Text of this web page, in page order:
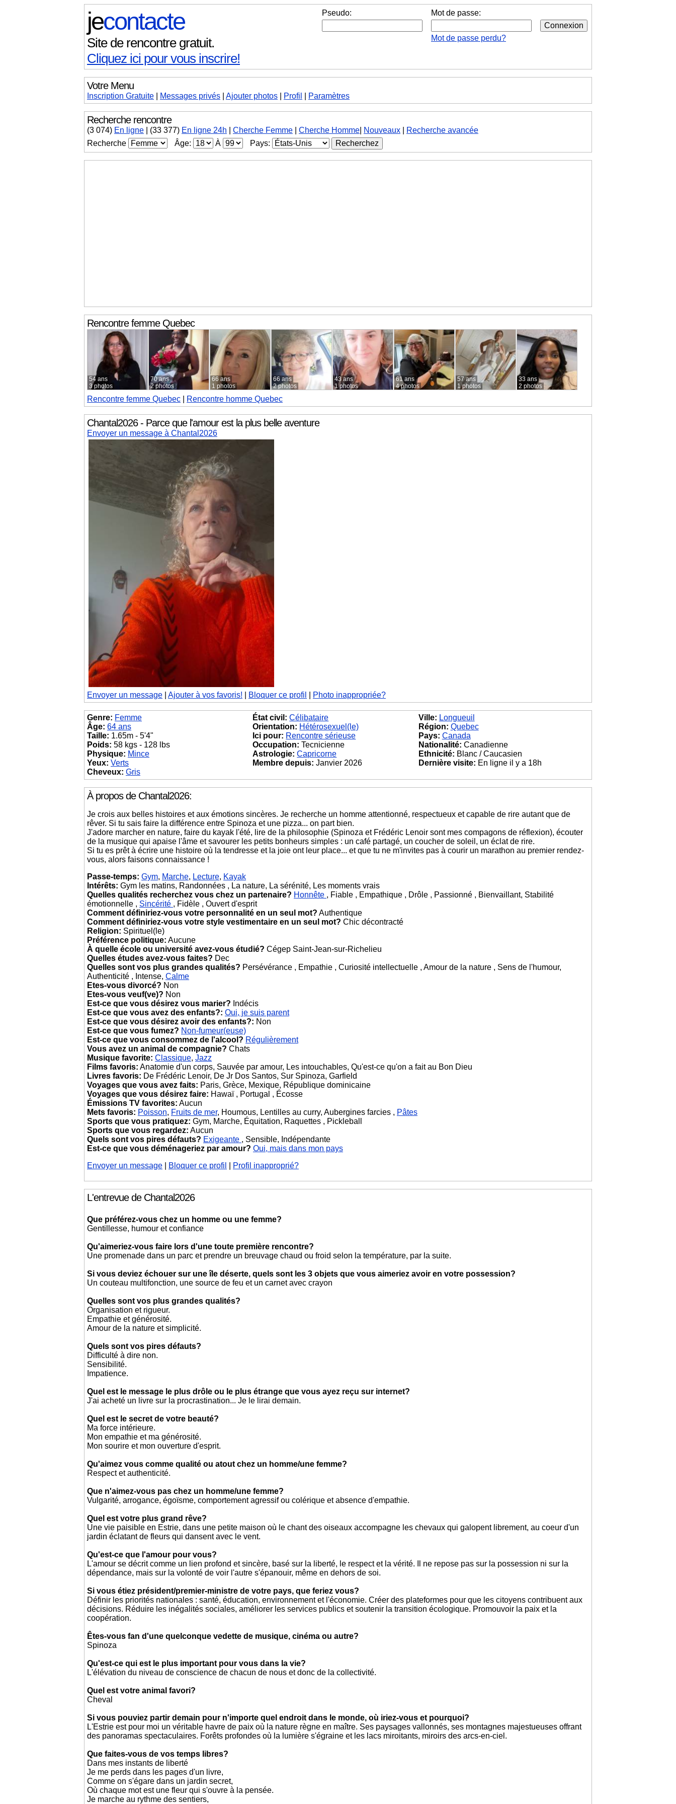
Pseudo: Mot de passe:
Mot de passe perdu?
jecontacte
Site de rencontre gratuit.
Cliquez ici pour vous inscrire!
Votre Menu
Inscription Gratuite Messages privés Ajouter photos Profil Paramètres
Recherche rencontre
(3 074) En ligne (33 377) En ligne 24h Cherche Femme Cherche Homme Nouveaux
Recherche avancée
Recherche
Âge: À Pays:
Rencontre femmeQuebec
54 ans
3 photos
70 ans
2 photos
66 ans
1 photos
66 ans
2 photos
43 ans
1 photos
61 ans
4 photos
57 ans
1 photos
33 ans
2 photos
Rencontre femme Quebec Rencontre homme Quebec
Chantal2026 - Parce que l'amour est la plus belle aventure
Envoyer un message à Chantal2026
Envoyer un message Ajouter à vos favoris! Bloquer ce profil Photo inappropriée?
Genre: Femme
Âge: 64 ans
Taille: 1.65m - 5'4"
Poids: 58 kgs - 128 lbs
Physique: Mince
Yeux: Verts
Cheveux: Gris
État civil: Célibataire
Orientation: Hétérosexuel(le)
Ici pour: Rencontre sérieuse
Occupation: Tecnicienne
Astrologie: Capricorne
Membre depuis: Janvier 2026
Ville: Longueuil
Région: Quebec
Pays: Canada
Nationalité: Canadienne
Ethnicité: Blanc / Caucasien
Dernière visite: En ligne il y a 18h
À propos de Chantal2026:
Je crois aux belles histoires et aux émotions sincères. Je recherche un homme attentionné, respectueux et capable de rire autant que de
rêver. Si tu sais faire la différence entre Spinoza et une pizza... on part bien.
J'adore marcher en nature, faire du kayak l'été, lire de la philosophie (Spinoza et Frédéric Lenoir sont mes compagons de réflexion), écouter
de la musique qui apaise l'âme et savourer les petits bonheurs simples : un café partagé, un coucher de soleil, un éclat de rire.
Si tu es prêt à écrire une histoire où la tendresse et la joie ont leur place... et que tu ne m'invites pas à courir un marathon au premier rendez-
vous, alors faisons connaissance !
Passe-temps: Gym, Marche, Lecture, Kayak
Intérêts: Gym les matins, Randonnées , La nature, La sérénité, Les moments vrais
Quelles qualités recherchez vous chez un partenaire? Honnête , Fiable , Empathique , Drôle , Passionné , Bienvaillant, Stabilité
émotionnelle , Sincérité , Fidèle , Ouvert d'esprit
Comment définiriez-vous votre personnalité en un seul mot? Authentique
Comment définiriez-vous votre style vestimentaire en un seul mot? Chic décontracté
Religion: Spirituel(le)
Préférence politique: Aucune
À quelle école ou université avez-vous étudié? Cégep Saint-Jean-sur-Richelieu
Quelles études avez-vous faites? Dec
Quelles sont vos plus grandes qualités? Persévérance , Empathie , Curiosité intellectuelle , Amour de la nature , Sens de l'humour,
Authenticité , Intense, Calme
Etes-vous divorcé? Non
Etes-vous veuf(ve)? Non
Est-ce que vous désirez vous marier? Indécis
Est-ce que vous avez des enfants?: Oui, je suis parent
Est-ce que vous désirez avoir des enfants?: Non
Est-ce que vous fumez? Non-fumeur(euse)
Est-ce que vous consommez de l'alcool? Régulièrement
Vous avez un animal de compagnie? Chats
Musique favorite: Classique, Jazz
Films favoris: Anatomie d'un corps, Sauvée par amour, Les intouchables, Qu'est-ce qu'on a fait au Bon Dieu
Livres favoris: De Frédéric Lenoir, De Jr Dos Santos, Sur Spinoza, Garfield
Voyages que vous avez faits: Paris, Grèce, Mexique, République dominicaine
Voyages que vous désirez faire: Hawaï , Portugal , Écosse
Émissions TV favorites: Aucun
Mets favoris: Poisson, Fruits de mer, Houmous, Lentilles au curry, Aubergines farcies , Pâtes
Sports que vous pratiquez: Gym, Marche, Équitation, Raquettes , Pickleball
Sports que vous regardez: Aucun
Quels sont vos pires défauts? Exigeante , Sensible, Indépendante
Est-ce que vous déménageriez par amour? Oui, mais dans mon pays
Envoyer un message
Bloquer ce profil Profil inapproprié?
L'entrevue de Chantal2026
Que préférez-vous chez un homme ou une femme?
Gentillesse, humour et confiance
Qu'aimeriez-vous faire lors d'une toute première rencontre?
Une promenade dans un parc et prendre un breuvage chaud ou froid selon la température, par la suite.
Si vous deviez échouer sur une île déserte, quels sont les 3 objets que vous aimeriez avoir en votre possession?
Un couteau multifonction, une source de feu et un carnet avec crayon
Quelles sont vos plus grandes qualités?
Organisation et rigueur.
Empathie et générosité.
Amour de la nature et simplicité.
Quels sont vos pires défauts?
Difficulté à dire non.
Sensibilité.
Impatience.
Quel est le message le plus drôle ou le plus étrange que vous ayez reçu sur internet?
J'ai acheté un livre sur la procrastination... Je le lirai demain.
Quel est le secret de votre beauté?
Ma force intérieure.
Mon empathie et ma générosité.
Mon sourire et mon ouverture d'esprit.
Qu'aimez vous comme qualité ou atout chez un homme/une femme?
Respect et authenticité.
Que n'aimez-vous pas chez un homme/une femme?
Vulgarité, arrogance, égoïsme, comportement agressif ou colérique et absence d'empathie.
Quel est votre plus grand rêve?
Une vie paisible en Estrie, dans une petite maison où le chant des oiseaux accompagne les chevaux qui galopent librement, au coeur d'un
jardin éclatant de fleurs qui dansent avec le vent.
Qu'est-ce que l'amour pour vous?
L'amour se décrit comme un lien profond et sincère, basé sur la liberté, le respect et la vérité. Il ne repose pas sur la possession ni sur la
dépendance, mais sur la volonté de voir l'autre s'épanouir, même en dehors de soi.
Si vous étiez président/premier-ministre de votre pays, que feriez vous?
Définir les priorités nationales : santé, éducation, environnement et l'économie. Créer des plateformes pour que les citoyens contribuent aux
décisions. Réduire les inégalités sociales, améliorer les services publics et soutenir la transition écologique. Promouvoir la paix et la
coopération.
Êtes-vous fan d'une quelconque vedette de musique, cinéma ou autre?
Spinoza
Qu'est-ce qui est le plus important pour vous dans la vie?
L'élévation du niveau de conscience de chacun de nous et donc de la collectivité.
Quel est votre animal favori?
Cheval
Si vous pouviez partir demain pour n'importe quel endroit dans le monde, où iriez-vous et pourquoi?
L'Estrie est pour moi un véritable havre de paix où la nature règne en maître. Ses paysages vallonnés, ses montagnes majestueuses offrant
des panoramas spectaculaires. Forêts profondes où la lumière s'égraine et les lacs miroitants, miroirs des arcs-en-ciel.
Que faites-vous de vos temps libres?
Dans mes instants de liberté
Je me perds dans les pages d'un livre,
Comme on s'égare dans un jardin secret,
Où chaque mot est une fleur qui s'ouvre à la pensée.
Je marche au rythme des sentiers,